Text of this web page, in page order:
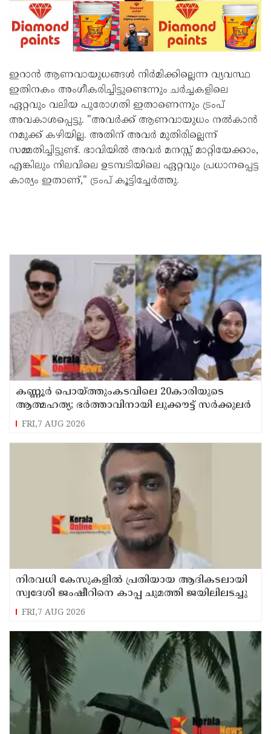
ഇറാൻ ആണവായുധങ്ങൾ നിർമിക്കില്ലെന്ന വ്യവസ്ഥ
ഇതിനകം അംഗീകരിച്ചിട്ടുണ്ടെന്നും ചർച്ചകളിലെ
ഏറ്റവും വലിയ പുരോഗതി ഇതാണെന്നും ട്രംപ്
അവകാശപ്പെട്ടു. "അവർക്ക് ആണവായുധം നൽകാൻ
നമുക്ക് കഴിയില്ല. അതിന് അവർ മുതിരില്ലെന്ന്
സമ്മതിച്ചിട്ടുണ്ട്. ഭാവിയിൽ അവർ മനസ്സ് മാറ്റിയേക്കാം,
എങ്കിലും നിലവിലെ ഉടമ്പടിയിലെ ഏറ്റവും പ്രധാനപ്പെട്ട
കാര്യം ഇതാണ്," ട്രംപ് കൂട്ടിച്ചേർത്തു.
കണ്ണൂർ പൊയ്ത്തുംകടവിലെ 20കാരിയുടെ
ആത്മഹത്യ; ഭർത്താവിനായി ലുക്കൗട്ട് സർക്കുലർ
FRI,7 AUG 2026
നിരവധി കേസുകളിൽ പ്രതിയായ ആദികടലായി
സ്വദേശി ജംഷീറിനെ കാപ്പ ചുമത്തി ജയിലിലടച്ചു
FRI,7 AUG 2026